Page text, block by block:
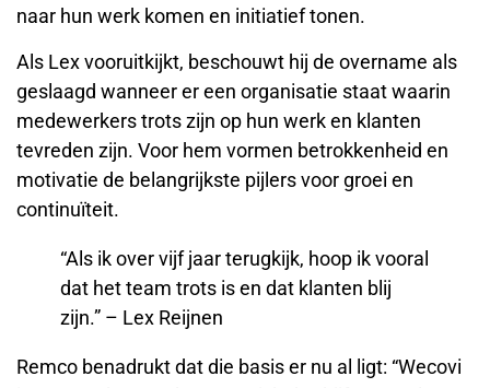
naar hun werk komen en initiatief tonen.
Als Lex vooruitkijkt, beschouwt hij de overname als
geslaagd wanneer er een organisatie staat waarin
medewerkers trots zijn op hun werk en klanten
tevreden zijn. Voor hem vormen betrokkenheid en
motivatie de belangrijkste pijlers voor groei en
continuïteit.
“Als ik over vijf jaar terugkijk, hoop ik vooral
dat het team trots is en dat klanten blij
zijn.” – Lex Reijnen
Remco benadrukt dat die basis er nu al ligt: “Wecovi